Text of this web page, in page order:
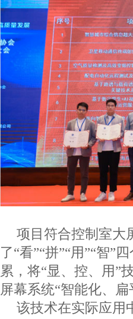
项目符合控制室大
了“看”“拼”“用”“智”
累，将“显、控、用”
屏幕系统“智能化、
该技术在实际应用